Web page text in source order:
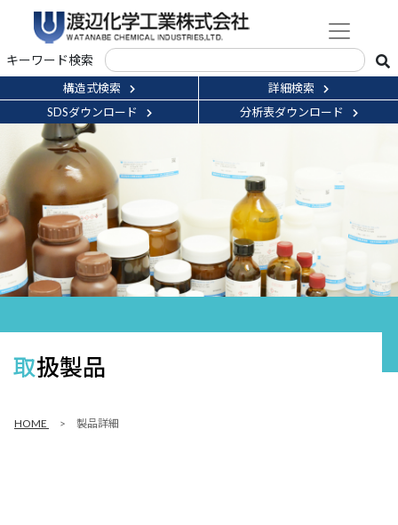
キーワード検索
構造式検索
詳細検索
SDSダウンロード
分析表ダウンロード
取扱製品
HOME 製品詳細